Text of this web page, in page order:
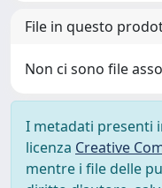
File in questo
Non ci sono file
I metadati presenti
licenza Creative
mentre i file delle